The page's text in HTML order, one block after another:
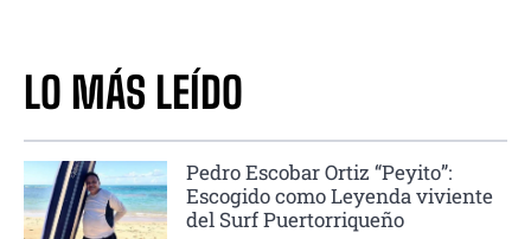
LO MÁS LEÍDO
Pedro Escobar Ortiz “Peyito”:
Escogido como Leyenda viviente
del Surf Puertorriqueño